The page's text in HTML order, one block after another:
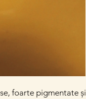
foarte pigmentate și